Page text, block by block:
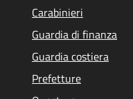
Carabinieri
Guardia di finanza
Guardia costiera
Prefetture